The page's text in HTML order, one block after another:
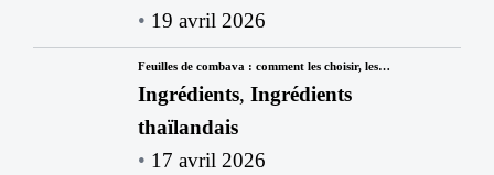
19 avril 2026
Feuilles de combava : comment les choisir, les…
Ingrédients, Ingrédients
thaïlandais
17 avril 2026